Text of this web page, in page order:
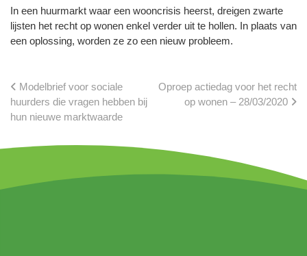
In een huurmarkt waar een wooncrisis heerst, dreigen zwarte
lijsten het recht op wonen enkel verder uit te hollen. In plaats van
een oplossing, worden ze zo een nieuw probleem.
Modelbrief voor sociale
huurders die vragen hebben bij
hun nieuwe marktwaarde
Oproep actiedag voor het recht
op wonen – 28/03/2020